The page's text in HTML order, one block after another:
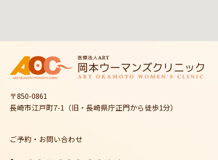
〒850-0861
長崎市江戸町7-1（旧・長崎県庁正門から徒歩1分）
ご予約・お問い合わせ